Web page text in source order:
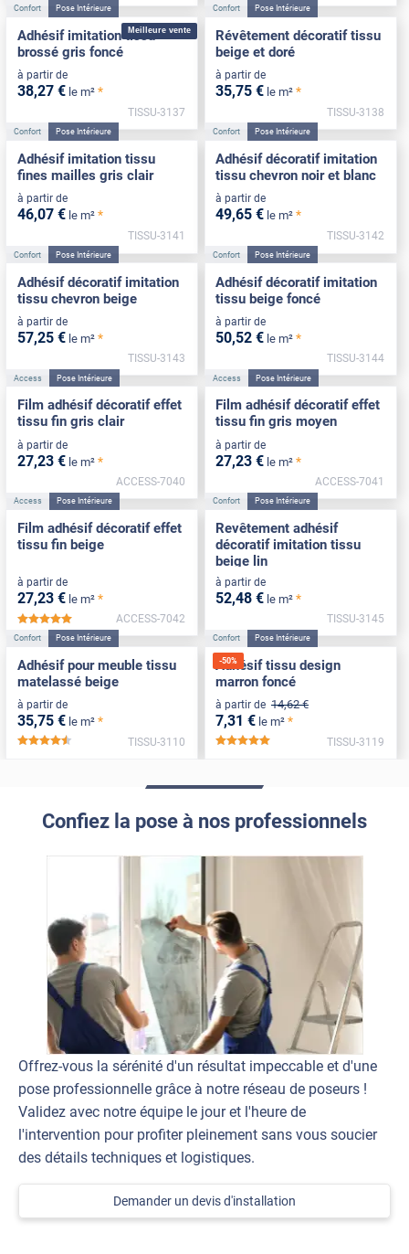
Meilleure vente
Confort Pose Intérieure
Adhésif imitation tissu
brossé gris foncé
à partir de
38,27 € le m² *
TISSU-3137
Confort Pose Intérieure
Révêtement décoratif tissu
beige et doré
à partir de
35,75 € le m² *
TISSU-3138
Confort Pose Intérieure
Adhésif imitation tissu
fines mailles gris clair
à partir de
46,07 € le m² *
TISSU-3141
Confort Pose Intérieure
Adhésif décoratif imitation
tissu chevron noir et blanc
à partir de
49,65 € le m² *
TISSU-3142
Confort Pose Intérieure
Adhésif décoratif imitation
tissu chevron beige
à partir de
57,25 € le m² *
TISSU-3143
Confort Pose Intérieure
Adhésif décoratif imitation
tissu beige foncé
à partir de
50,52 € le m² *
TISSU-3144
Access Pose Intérieure
Film adhésif décoratif effet
tissu fin gris clair
à partir de
27,23 € le m² *
ACCESS-7040
Access Pose Intérieure
Film adhésif décoratif effet
tissu fin gris moyen
à partir de
27,23 € le m² *
ACCESS-7041
Access Pose Intérieure
Film adhésif décoratif effet
tissu fin beige
à partir de
27,23 € le m² *
*****
ACCESS-7042
Confort Pose Intérieure
Revêtement adhésif
décoratif imitation tissu
beige lin
à partir de
52,48 € le m² *
TISSU-3145
Confort Pose Intérieure
Adhésif pour meuble tissu
matelassé beige
à partir de
35,75 € le m² *
*****
TISSU-3110
-50%
Confort Pose Intérieure
Adhésif tissu design
marron foncé
à partir de 14,62 €
7,31 € le m² *
TISSU-3119
Confiez la pose à nos professionnels
Offrez-vous la sérénité d'un résultat impeccable et d'une
pose professionnelle grâce à notre réseau de poseurs !
Validez avec notre équipe le jour et l'heure de
l'intervention pour profiter pleinement sans vous soucier
des détails techniques et logistiques.
Demander un devis d'installation